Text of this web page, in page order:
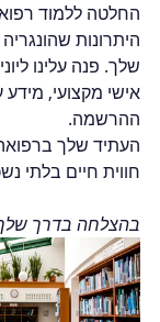
החלטה ללמוד
היתרונות
שלך. פנה עלינו
אישי מקצועי,
ההרשמה.
העתיד שלך
חווית חיים בלתי
בהצלחה בדרך